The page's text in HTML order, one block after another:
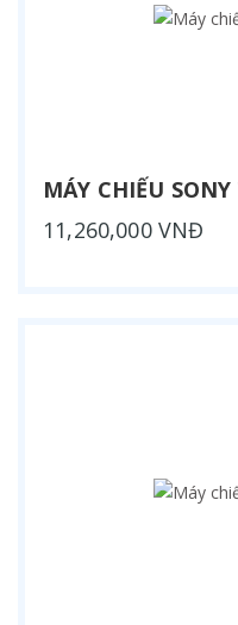
MÁY CHIẾU
11,260,000 VNĐ